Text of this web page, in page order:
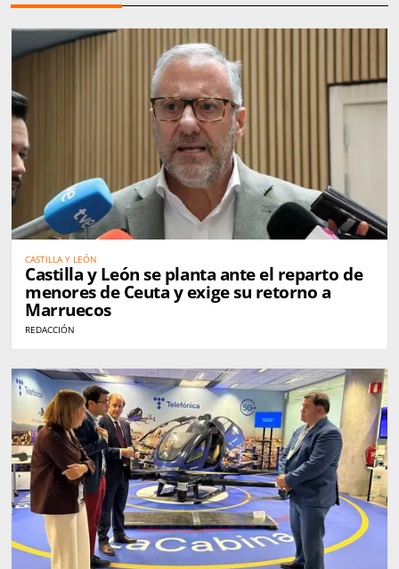
CASTILLA Y LEÓN
Castilla y León se planta ante el reparto de
menores de Ceuta y exige su retorno a
Marruecos
REDACCIÓN